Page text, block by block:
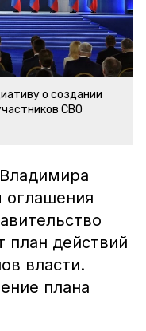
о создании
СВО
оглашения
план действий
власти.
плана